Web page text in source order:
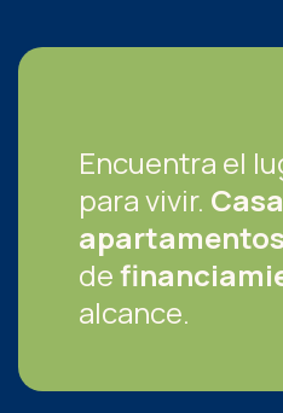
Encuentra el
para vivir.
apartamentos
de
alcance.